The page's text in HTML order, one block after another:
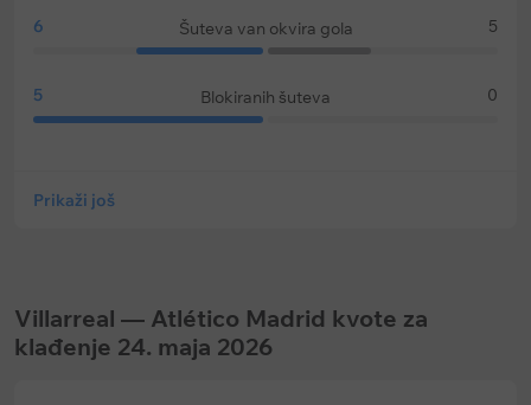
6 Šuteva van okvira gola 5
5 Blokiranih šuteva 0
Prikaži još
Villarreal — Atlético Madrid kvote za
klađenje 24. maja 2026